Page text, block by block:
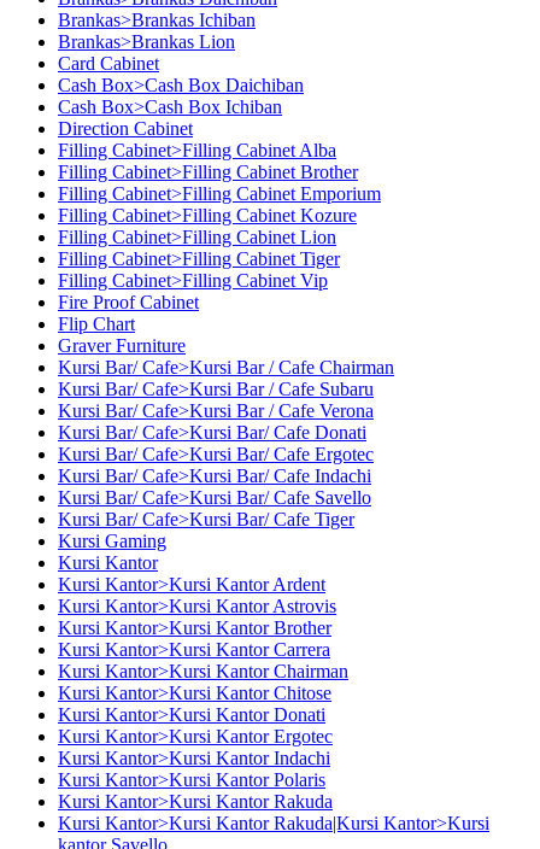
Brankas>Brankas Ichiban
Brankas>Brankas Lion
Card Cabinet
Cash Box>Cash Box Daichiban
Cash Box>Cash Box Ichiban
Direction Cabinet
Filling Cabinet>Filling Cabinet Alba
Filling Cabinet>Filling Cabinet Brother
Filling Cabinet>Filling Cabinet Emporium
Filling Cabinet>Filling Cabinet Kozure
Filling Cabinet>Filling Cabinet Lion
Filling Cabinet>Filling Cabinet Tiger
Filling Cabinet>Filling Cabinet Vip
Fire Proof Cabinet
Flip Chart
Graver Furniture
Kursi Bar/ Cafe>Kursi Bar / Cafe Chairman
Kursi Bar/ Cafe>Kursi Bar / Cafe Subaru
Kursi Bar/ Cafe>Kursi Bar / Cafe Verona
Kursi Bar/ Cafe>Kursi Bar/ Cafe Donati
Kursi Bar/ Cafe>Kursi Bar/ Cafe Ergotec
Kursi Bar/ Cafe>Kursi Bar/ Cafe Indachi
Kursi Bar/ Cafe>Kursi Bar/ Cafe Savello
Kursi Bar/ Cafe>Kursi Bar/ Cafe Tiger
Kursi Gaming
Kursi Kantor
Kursi Kantor>Kursi Kantor Ardent
Kursi Kantor>Kursi Kantor Astrovis
Kursi Kantor>Kursi Kantor Brother
Kursi Kantor>Kursi Kantor Carrera
Kursi Kantor>Kursi Kantor Chairman
Kursi Kantor>Kursi Kantor Chitose
Kursi Kantor>Kursi Kantor Donati
Kursi Kantor>Kursi Kantor Ergotec
Kursi Kantor>Kursi Kantor Indachi
Kursi Kantor>Kursi Kantor Polaris
Kursi Kantor>Kursi Kantor Rakuda
Kursi Kantor>Kursi Kantor Rakuda|Kursi Kantor>Kursi
kantor Savello